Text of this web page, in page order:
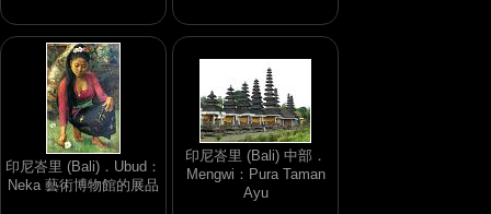
印尼峇里 (Bali)．Ubud：
Neka 藝術博物館的展品
印尼峇里 (Bali) 中部．
Mengwi：Pura Taman
Ayu